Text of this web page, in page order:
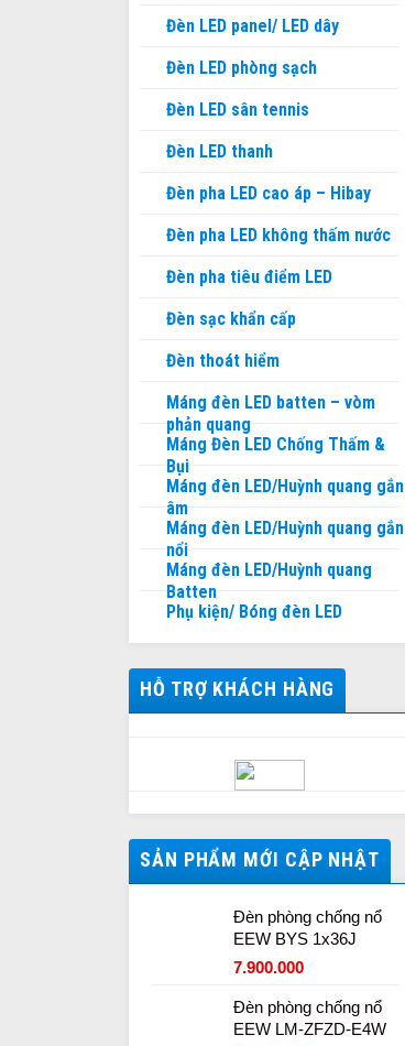
Đèn LED panel/ LED dây
Đèn LED phòng sạch
Đèn LED sân tennis
Đèn LED thanh
Đèn pha LED cao áp – Hibay
Đèn pha LED không thấm nước
Đèn pha tiêu điểm LED
Đèn sạc khẩn cấp
Đèn thoát hiểm
Máng đèn LED batten – vòm
phản quang
Máng Đèn LED Chống Thấm &
Bụi
Máng đèn LED/Huỳnh quang gắn
âm
Máng đèn LED/Huỳnh quang gắn
nổi
Máng đèn LED/Huỳnh quang
Batten
Phụ kiện/ Bóng đèn LED
HỖ TRỢ KHÁCH HÀNG
SẢN PHẨM MỚI CẬP NHẬT
Đèn phòng chống nổ
EEW BYS 1x36J
7.900.000
Đèn phòng chống nổ
EEW LM-ZFZD-E4W